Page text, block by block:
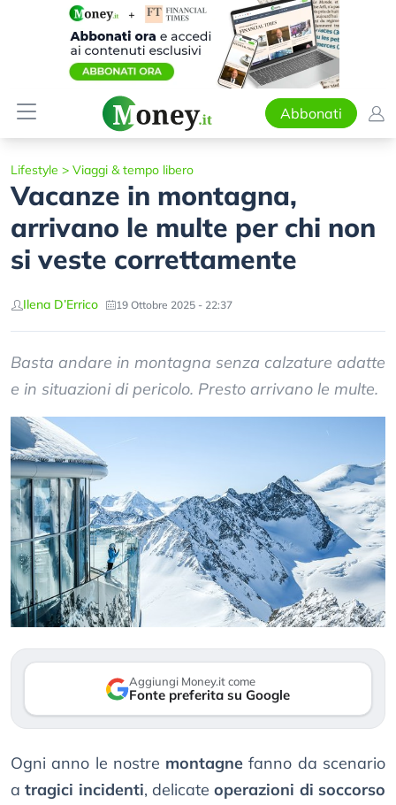
Abbonati
Lifestyle > Viaggi & tempo libero
Vacanze in montagna,
arrivano le multe per chi non
si veste correttamente
Ilena D’Errico 19 Ottobre 2025 - 22:37
Basta andare in montagna senza calzature adatte
e in situazioni di pericolo. Presto arrivano le multe.
Aggiungi Money.it come
Fonte preferita su Google
Ogni anno le nostre montagne fanno da scenario
atragici incidenti, delicateoperazioni di soccorso